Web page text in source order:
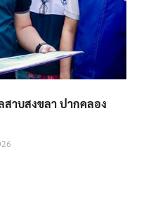
สาบสงขลา ปากคลอง